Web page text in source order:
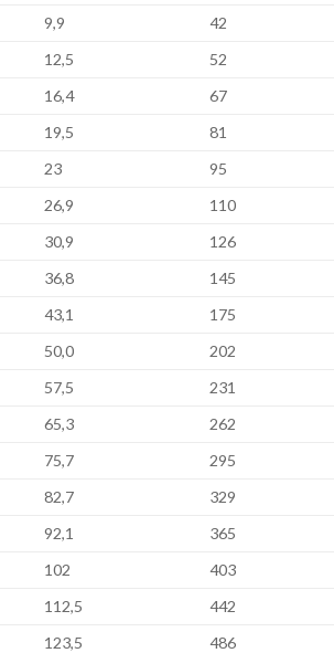
9,9 42
12,5 52
16,4 67
19,5 81
23 95
26,9 110
30,9 126
36,8 145
43,1 175
50,0 202
57,5 231
65,3 262
75,7 295
82,7 329
92,1 365
102 403
112,5 442
123,5 486